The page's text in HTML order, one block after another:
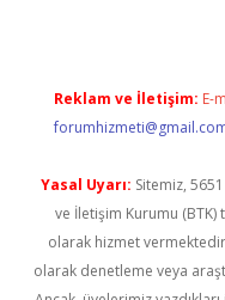
Reklam ve İletişim: E-
Yasal Uyarı: Sitemiz,
ve İletişim Kurumu (BTK)
olarak hizmet
olarak denetleme veya